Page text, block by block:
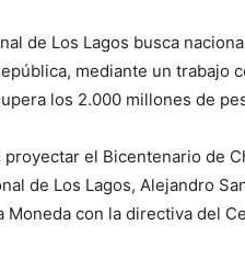
de Los Lagos busca
mediante un trabajo
los 2.000 millones de
el Bicentenario de
de Los Lagos, Alejandro
Moneda con la directiva del